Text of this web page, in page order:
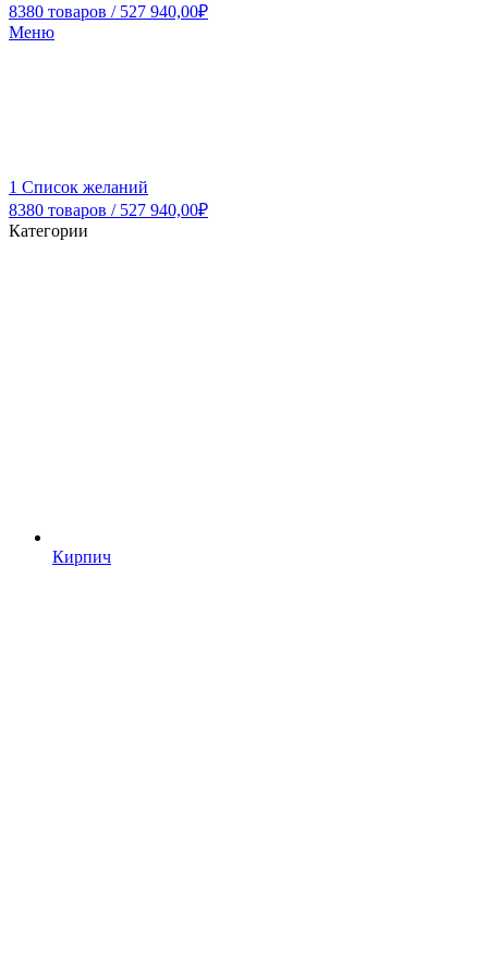
8380 товаров / 527 940,00₽
Меню
1 Список желаний
8380 товаров / 527 940,00₽
Категории
Кирпич